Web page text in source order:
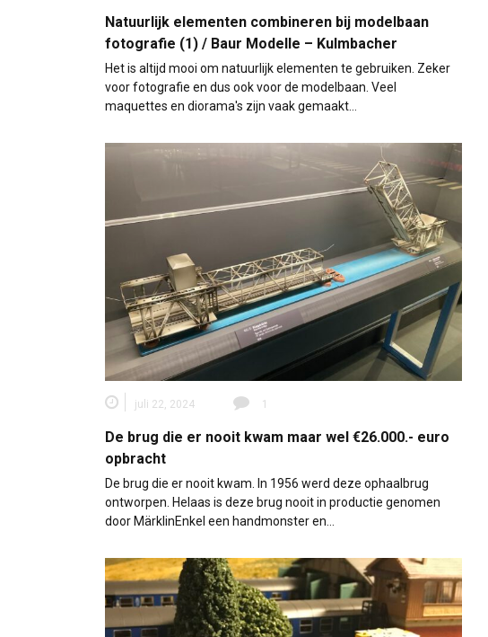
Natuurlijk elementen combineren bij modelbaan
fotografie (1) / Baur Modelle – Kulmbacher
Het is altijd mooi om natuurlijk elementen te gebruiken. Zeker
voor fotografie en dus ook voor de modelbaan. Veel
maquettes en diorama's zijn vaak gemaakt…
juli 22, 2024 1
De brug die er nooit kwam maar wel €26.000.- euro
opbracht
De brug die er nooit kwam. In 1956 werd deze ophaalbrug
ontworpen. Helaas is deze brug nooit in productie genomen
door MärklinEnkel een handmonster en…